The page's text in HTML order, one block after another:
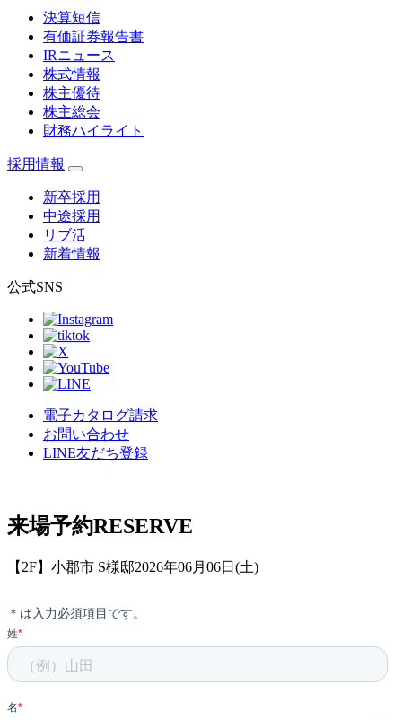
決算短信
有価証券報告書
IRニュース
株式情報
株主優待
株主総会
財務ハイライト
採用情報
新卒採用
中途採用
リブ活
新着情報
公式SNS
電子カタログ請求
お問い合わせ
LINE友だち登録
来場予約RESERVE
【2F】小郡市 S様邸2026年06月06日(土)